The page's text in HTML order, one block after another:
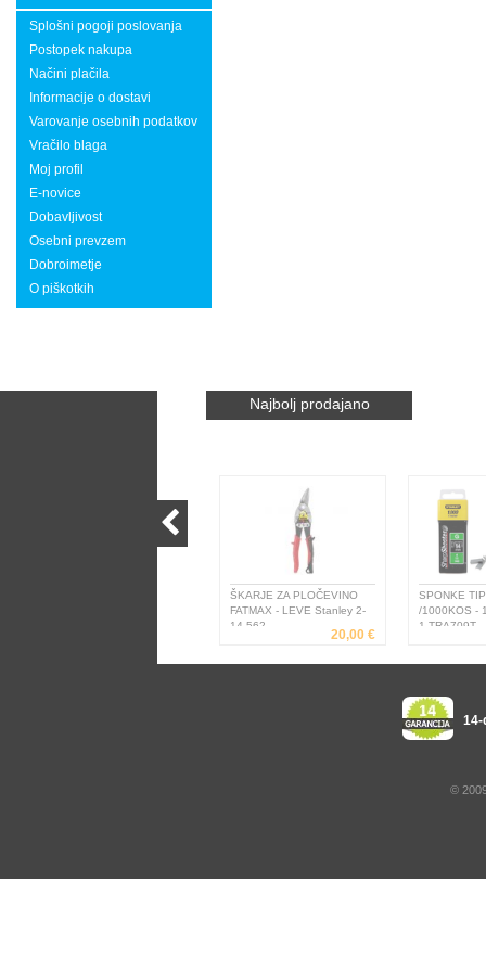
Splošni pogoji poslovanja
Postopek nakupa
Načini plačila
Informacije o dostavi
Varovanje osebnih podatkov
Vračilo blaga
Moj profil
E-novice
Dobavljivost
Osebni prevzem
Dobroimetje
O piškotkih
Najbolj prodajano
ŠKARJE ZA PLOČEVINO
FATMAX - LEVE Stanley 2-
14-562
20,00 €
SPONKE
/1000KOS -
1-TRA709T
14-
©